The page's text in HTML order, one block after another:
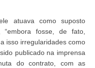
atuava como suposto
“embora fosse, de fato,
isso irregularidades como
publicado na imprensa
do contrato, com as